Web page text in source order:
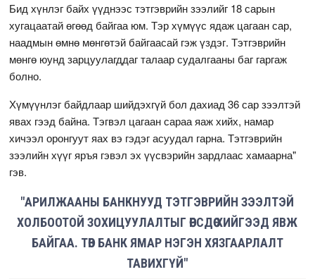
Бид хүнлэг байх үүднээс тэтгэврийн зээлийг 18 сарын
хугацаатай өгөөд байгаа юм. Тэр хүмүүс ядаж цагаан сар,
наадмын өмнө мөнгөтэй байгаасай гэж үздэг. Тэтгэврийн
мөнгө юунд зарцуулагддаг талаар судалгааны баг гаргаж
болно.
Хүмүүнлэг байдлаар шийдэхгүй бол дахиад 36 сар зээлтэй
явах гээд байна. Тэгвэл цагаан сараа яаж хийх, намар
хичээл оронгуут яах вэ гэдэг асуудал гарна. Тэтгэврийн
зээлийн хүүг яръя гэвэл эх үүсвэрийн зардлаас хамаарна"
гэв.
"АРИЛЖААНЫ БАНКНУУД ТЭТГЭВРИЙН ЗЭЭЛТЭЙ
ХОЛБООТОЙ ЗОХИЦУУЛАЛТЫГ ӨӨРСДӨӨ ХИЙГЭЭД ЯВЖ
БАЙГАА. ТӨВ БАНК ЯМАР НЭГЭН ХЯЗГААРЛАЛТ
ТАВИХГҮЙ"